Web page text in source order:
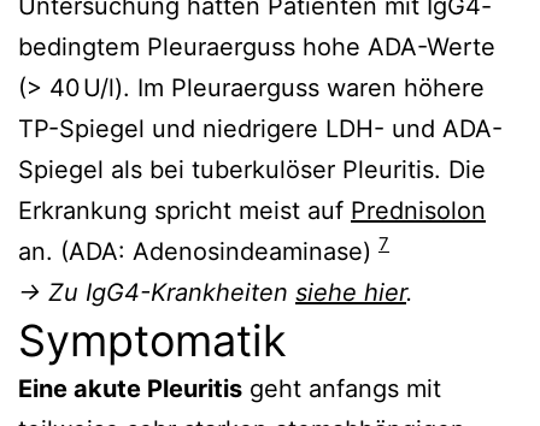
bedingtem Pleuraerguss hohe ADA-Werte
(> 40 U/l). Im Pleuraerguss waren höhere
TP-Spiegel und niedrigere LDH- und ADA-
Spiegel als bei tuberkulöser Pleuritis. Die
Erkrankung spricht meist auf Prednisolon
an. (ADA: Adenosindeaminase) 7
→ Zu IgG4-Krankheiten siehe hier.
Symptomatik
Eine akute Pleuritis geht anfangs mit